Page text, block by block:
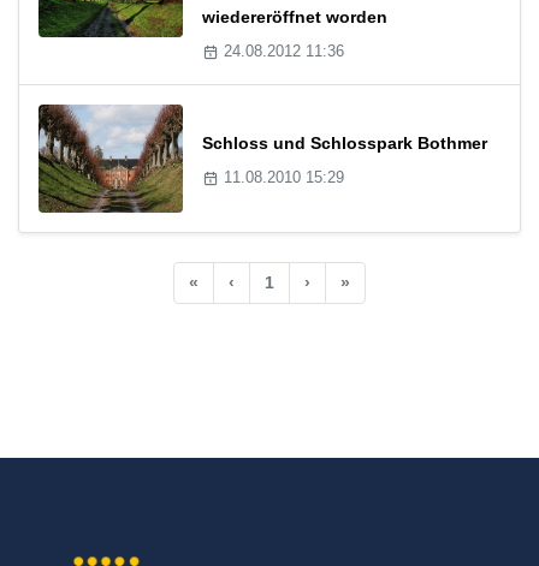
wiedereröffnet worden
24.08.2012 11:36
Schloss und Schlosspark Bothmer
11.08.2010 15:29
« ‹ 1 › »